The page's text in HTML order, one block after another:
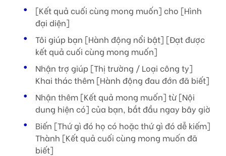
[Kết quả cuối cùng mong muốn] cho [Hình
đại diện]
Tôi giúp bạn [Hành động nổi bật] [Đạt được
kết quả cuối cùng mong muốn]
Nhận trợ giúp [Thị trường / Loại công ty]
Khai thác thêm [Hành động đau đớn đã biết]
Nhận thêm [Kết quả mong muốn] từ [Nội
dung hiện có] của bạn, bắt đầu ngay bây giờ
Biến [Thứ gì đó họ có hoặc thứ gì đó dễ kiếm]
Thành [Kết quả cuối cùng mong muốn đã
biết]